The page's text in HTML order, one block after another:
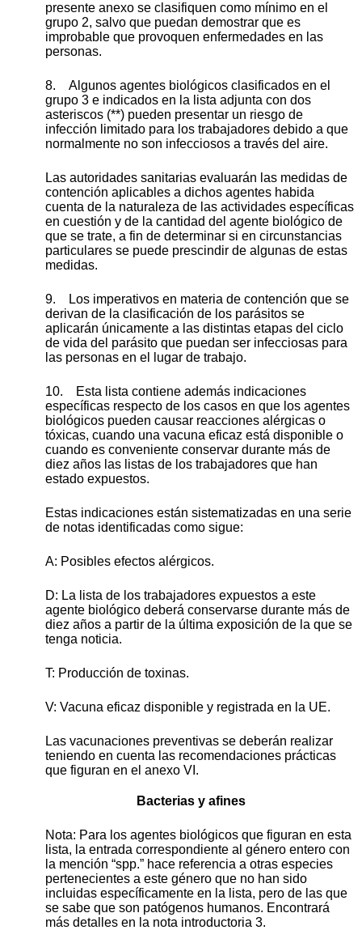
presente anexo se clasifiquen como mínimo en el
grupo 2, salvo que puedan demostrar que es
improbable que provoquen enfermedades en las
personas.
8. Algunos agentes biológicos clasificados en el
grupo 3 e indicados en la lista adjunta con dos
asteriscos (**) pueden presentar un riesgo de
infección limitado para los trabajadores debido a que
normalmente no son infecciosos a través del aire.
Las autoridades sanitarias evaluarán las medidas de
contención aplicables a dichos agentes habida
cuenta de la naturaleza de las actividades específicas
en cuestión y de la cantidad del agente biológico de
que se trate, a fin de determinar si en circunstancias
particulares se puede prescindir de algunas de estas
medidas.
9. Los imperativos en materia de contención que se
derivan de la clasificación de los parásitos se
aplicarán únicamente a las distintas etapas del ciclo
de vida del parásito que puedan ser infecciosas para
las personas en el lugar de trabajo.
10. Esta lista contiene además indicaciones
específicas respecto de los casos en que los agentes
biológicos pueden causar reacciones alérgicas o
tóxicas, cuando una vacuna eficaz está disponible o
cuando es conveniente conservar durante más de
diez años las listas de los trabajadores que han
estado expuestos.
Estas indicaciones están sistematizadas en una serie
de notas identificadas como sigue:
A: Posibles efectos alérgicos.
D: La lista de los trabajadores expuestos a este
agente biológico deberá conservarse durante más de
diez años a partir de la última exposición de la que se
tenga noticia.
T: Producción de toxinas.
V: Vacuna eficaz disponible y registrada en la UE.
Las vacunaciones preventivas se deberán realizar
teniendo en cuenta las recomendaciones prácticas
que figuran en el anexo VI.
Bacterias y afines
Nota: Para los agentes biológicos que figuran en esta
lista, la entrada correspondiente al género entero con
la mención “spp.” hace referencia a otras especies
pertenecientes a este género que no han sido
incluidas específicamente en la lista, pero de las que
se sabe que son patógenos humanos. Encontrará
más detalles en la nota introductoria 3.